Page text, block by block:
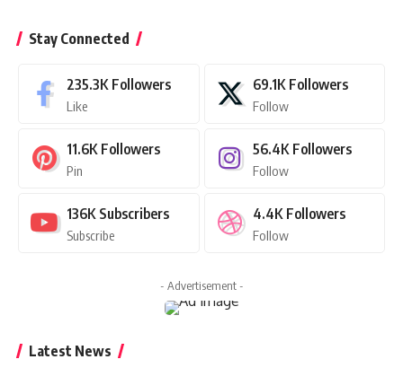
Stay Connected
235.3K Followers
Like
69.1K Followers
Follow
11.6K Followers
Pin
56.4K Followers
Follow
136K Subscribers
Subscribe
4.4K Followers
Follow
- Advertisement -
Latest News